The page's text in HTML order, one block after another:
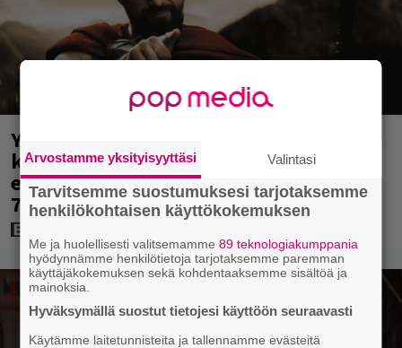
Yöllä tv:ssä: Sotaelokuvan näyttelijät
kasvattivat lihakset nopeasti
erikoisella kikalla – IMDb-arvosana on
7,6
Arvostamme yksityisyyttäsi Valintasi
Tarvitsemme suostumuksesi tarjotaksemme
henkilökohtaisen käyttökokemuksen
Me ja huolellisesti valitsemamme89 teknologiakumppania
hyödynnämme henkilötietoja tarjotaksemme paremman
käyttäjäkokemuksen sekä kohdentaaksemme sisältöä ja
mainoksia.
Hyväksymällä suostut tietojesi käyttöön seuraavasti
Käytämme laitetunnisteita ja tallennamme evästeitä